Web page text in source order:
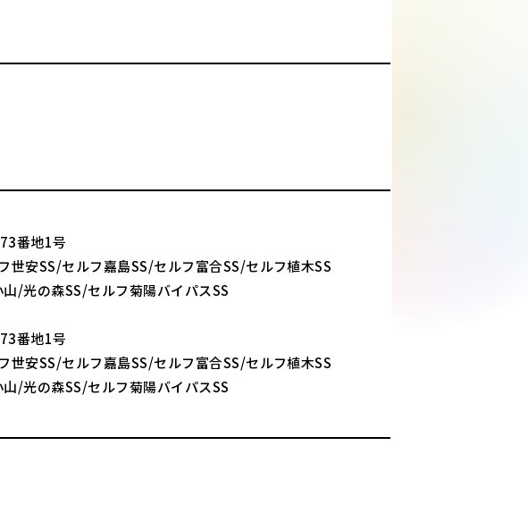
番地1号
安SS/セルフ嘉島SS/セルフ富合SS/セルフ植木SS
/光の森SS/セルフ菊陽バイパスSS
番地1号
安SS/セルフ嘉島SS/セルフ富合SS/セルフ植木SS
/光の森SS/セルフ菊陽バイパスSS